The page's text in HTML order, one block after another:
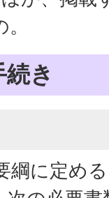
き
綱に定め